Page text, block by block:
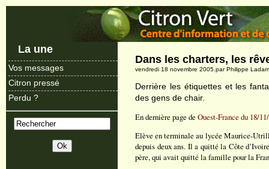
La une
Vos messages
Citron pressé
Perdu ?
Dans les charters, les
vendredi 18 novembre 2005.par Philippe
Derrière les étiquettes et les
des gens de chair.
En dernière page deOuest-France du 18/
Elève en terminale au lycée Maurice-
depuis deux ans. Il a quitté la Côte
père, qui avait quitté la famille pour la